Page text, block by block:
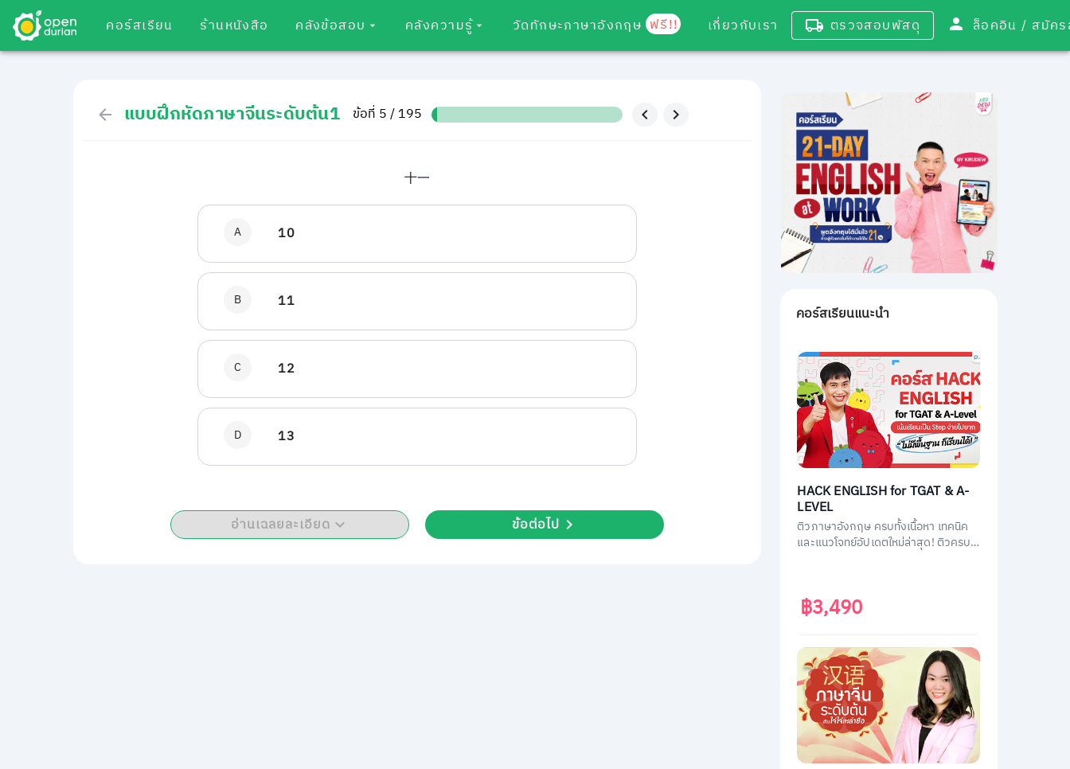
คอร์สเรียน ร้านหนังสือ คลังข้อสอบ คลังความรู้ วัดทักษะภาษาอังกฤษ ฟรี!! เกี่ยวกับเรา ตรวจสอบพัสดุ ล็อคอิน /
แบบฝึกหัดภาษาจีนระดับต้น1 ข้อที่ 5 / 195
十一
A 10
B 11
C 12
D 13
อ่านเฉลยละเอียด ข้อต่อไป
คอร์สเรียนแนะนำ
HACK ENGLISH for TGAT & A-
LEVEL
ติวภาษาอังกฤษ ครบทั้งเนื้อหา เทคนิค
และแนวโจทย์อัปเดตใหม่ล่าสุด! ติวครบ
฿3,490